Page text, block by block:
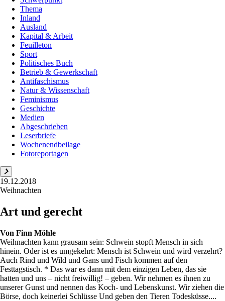
Thema
Inland
Ausland
Kapital & Arbeit
Feuilleton
Sport
Politisches Buch
Betrieb & Gewerkschaft
Antifaschismus
Natur & Wissenschaft
Feminismus
Geschichte
Medien
Abgeschrieben
Leserbriefe
Wochenendbeilage
Fotoreportagen
19.12.2018
Weihnachten
Art und gerecht
Von Finn Möhle
Weihnachten kann grausam sein: Schwein stopft Mensch in sich
hinein. Oder ist es umgekehrt: Mensch ist Schwein und wird verzehrt?
Auch Rind und Wild und Gans und Fisch kommen auf den
Festtagstisch. * Das war es dann mit dem einzigen Leben, das sie
hatten und uns – nicht freiwillig! – geben. Wir nehmen es ihnen zu
unserer Gunst und nennen das Koch- und Lebenskunst. Wir ziehen die
Börse, doch keinerlei Schlüsse Und geben den Tieren Todesküsse....